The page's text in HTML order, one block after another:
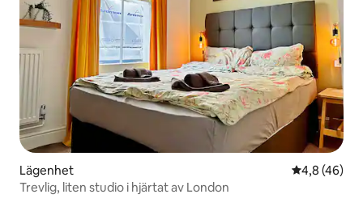
Lägenhet 4,8 av 5 i
4,8 (46)
Trevlig, liten studio i hjärtat av London